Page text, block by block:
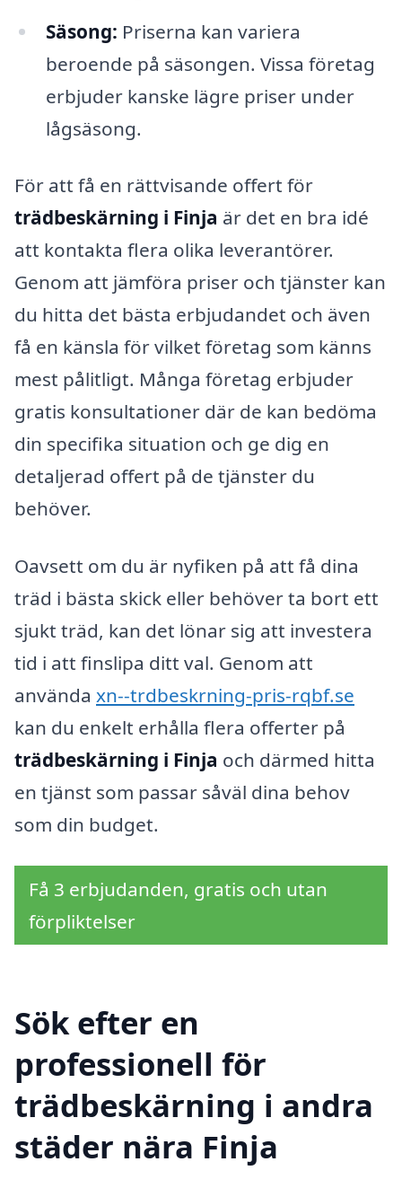
Säsong: Priserna kan variera
beroende på säsongen. Vissa företag
erbjuder kanske lägre priser under
lågsäsong.
För att få en rättvisande offert för
trädbeskärning i Finja är det en bra idé
att kontakta flera olika leverantörer.
Genom att jämföra priser och tjänster kan
du hitta det bästa erbjudandet och även
få en känsla för vilket företag som känns
mest pålitligt. Många företag erbjuder
gratis konsultationer där de kan bedöma
din specifika situation och ge dig en
detaljerad offert på de tjänster du
behöver.
Oavsett om du är nyfiken på att få dina
träd i bästa skick eller behöver ta bort ett
sjukt träd, kan det lönar sig att investera
tid i att finslipa ditt val. Genom att
använda xn--trdbeskrning-pris-rqbf.se
kan du enkelt erhålla flera offerter på
trädbeskärning i Finja och därmed hitta
en tjänst som passar såväl dina behov
som din budget.
Få 3 erbjudanden, gratis och utan
förpliktelser
Sök efter en
professionell för
trädbeskärning i andra
städer nära Finja